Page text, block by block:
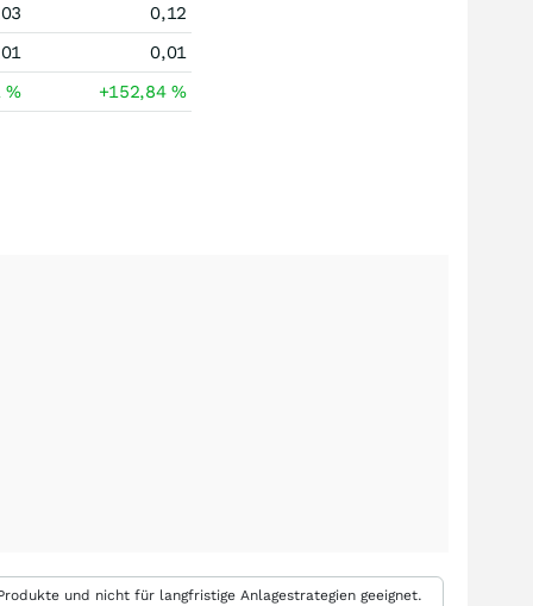
0,12
0,01
% +152,84%
und nicht für langfristige Anlagestrategien geeignet.